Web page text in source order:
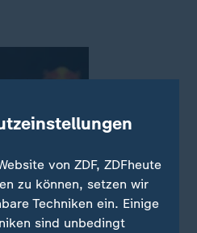
von ZDF, ZDFheute
zu können, setzen wir
Techniken ein. Einige
sind unbedingt